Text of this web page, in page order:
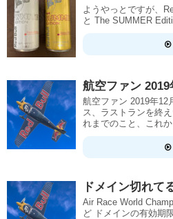
ようやっとですが、
と The SUMMER
航空ファン 2019
航空ファン 2019年12
ス、ラストランを終
れまでのこと、これ
ドメイン切れて
Air Race World
ど ドメインの有効期